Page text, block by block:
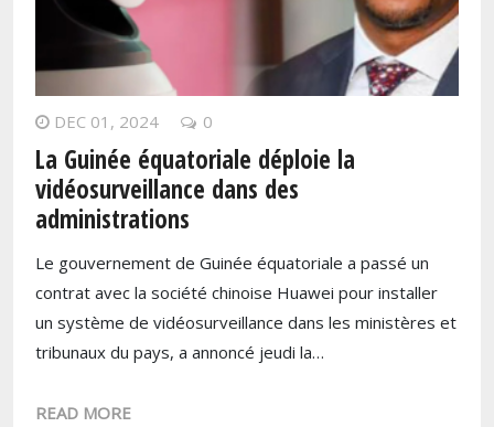
DEC 01, 2024 0
La Guinée équatoriale déploie la
vidéosurveillance dans des
administrations
Le gouvernement de Guinée équatoriale a passé un
contrat avec la société chinoise Huawei pour installer
un système de vidéosurveillance dans les ministères et
tribunaux du pays, a annoncé jeudi la…
READ MORE